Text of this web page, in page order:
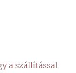
a szállítással